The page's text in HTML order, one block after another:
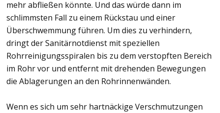
mehr abfließen könnte. Und das würde dann im
schlimmsten Fall zu einem Rückstau und einer
Überschwemmung führen. Um dies zu verhindern,
dringt der Sanitärnotdienst mit speziellen
Rohrreinigungsspiralen bis zu dem verstopften Bereich
im Rohr vor und entfernt mit drehenden Bewegungen
die Ablagerungen an den Rohrinnenwänden.
Wenn es sich um sehr hartnäckige Verschmutzungen